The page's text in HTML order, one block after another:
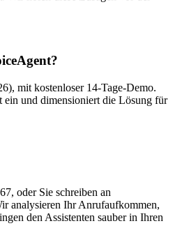
mit kostenloser 14-Tage-Demo.
ein und dimensioniert die Lösung für
oder Sie schreiben an
analysieren Ihr Anrufaufkommen,
den Assistenten sauber in Ihren